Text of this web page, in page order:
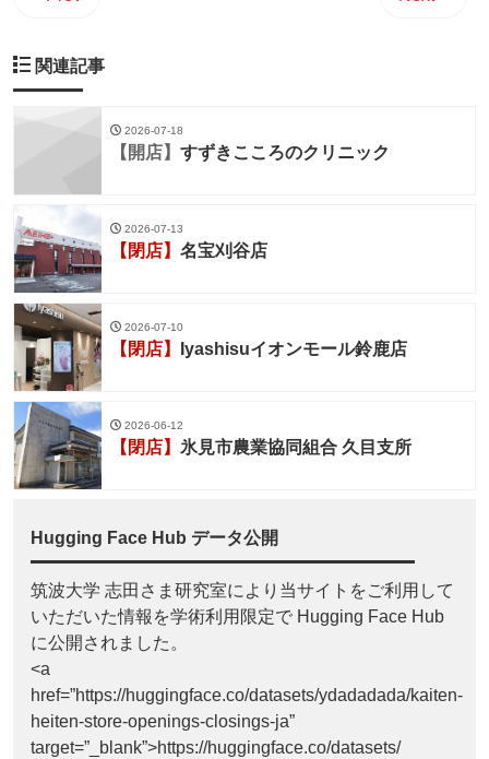
関連記事
2026-07-18
【開店】 すずきこころのクリニック
2026-07-13
【閉店】 名宝刈谷店
2026-07-10
【閉店】 Iyashisuイオンモール鈴鹿店
2026-06-12
【閉店】 氷見市農業協同組合 久目支所
Hugging Face Hub データ公開
筑波大学 志田さま研究室により当サイトをご利用して
いただいた情報を学術利用限定で Hugging Face Hub
に公開されました。
<a
href=”https://huggingface.co/datasets/ydadadada/kaiten-
heiten-store-openings-closings-ja”
target=”_blank”>https://huggingface.co/datasets/